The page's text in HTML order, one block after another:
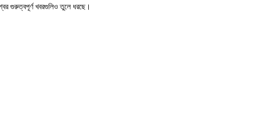
গুরুত্বপূর্ণ খবরগুলিও তুলে ধরছে।